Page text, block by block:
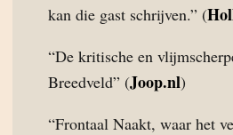
kan die gast schrijven.” (
“De kritische en
Breedveld” (Joop.nl)
“Frontaal Naakt, waar het